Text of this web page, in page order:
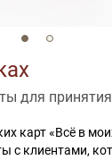
для
карт «Всё в
с клиентами,